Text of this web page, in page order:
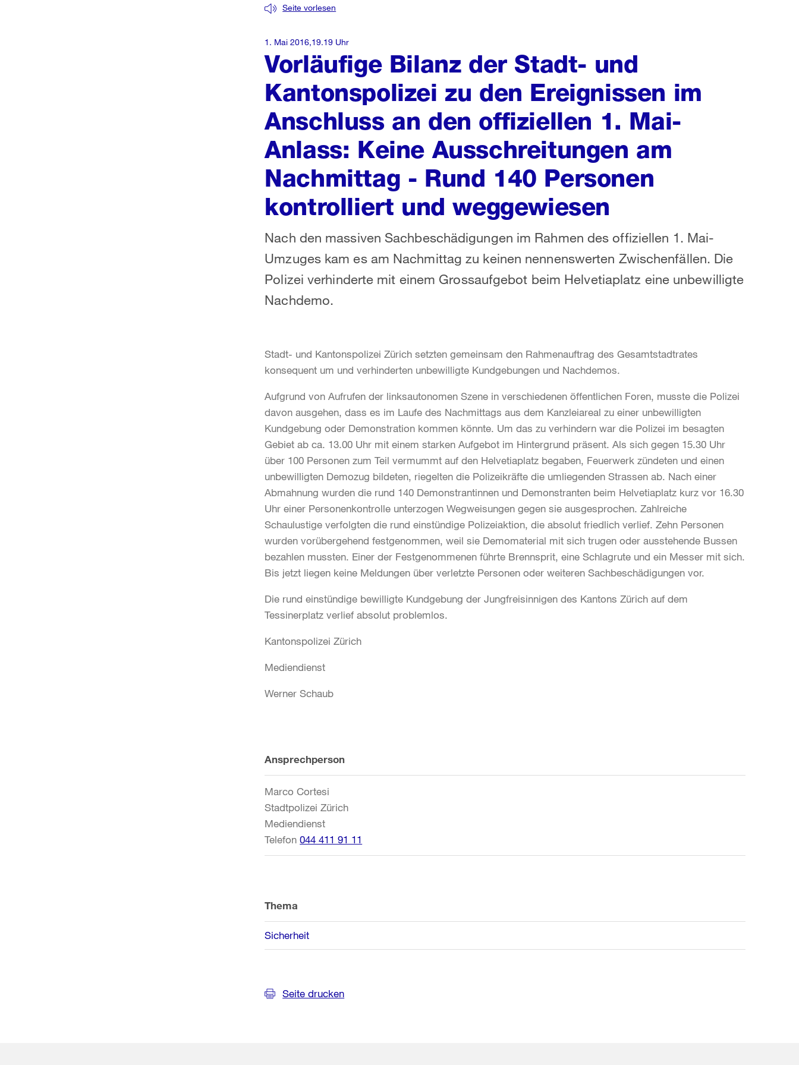
Vorläufige Bilanz der Stadt- und
Kantonspolizei zu den Ereignissen im
Anschluss an den offiziellen 1. Mai-
Anlass: Keine Ausschreitungen am
Nachmittag - Rund 140 Personen
kontrolliert und weggewiesen
Seite vorlesen
Nach den massiven Sachbeschädigungen im Rahmen des offiziellen 1. Mai-
Umzuges kam es am Nachmittag zu keinen nennenswerten Zwischenfällen. Die
Polizei verhinderte mit einem Grossaufgebot beim Helvetiaplatz eine unbewilligte
Nachdemo.
1. Mai 2016,19.19 Uhr
Stadt- und Kantonspolizei Zürich setzten gemeinsam den Rahmenauftrag des Gesamtstadtrates
konsequent um und verhinderten unbewilligte Kundgebungen und Nachdemos.
Aufgrund von Aufrufen der linksautonomen Szene in verschiedenen öffentlichen Foren, musste die Polizei
davon ausgehen, dass es im Laufe des Nachmittags aus dem Kanzleiareal zu einer unbewilligten
Kundgebung oder Demonstration kommen könnte. Um das zu verhindern war die Polizei im besagten
Gebiet ab ca. 13.00 Uhr mit einem starken Aufgebot im Hintergrund präsent. Als sich gegen 15.30 Uhr
über 100 Personen zum Teil vermummt auf den Helvetiaplatz begaben, Feuerwerk zündeten und einen
unbewilligten Demozug bildeten, riegelten die Polizeikräfte die umliegenden Strassen ab. Nach einer
Abmahnung wurden die rund 140 Demonstrantinnen und Demonstranten beim Helvetiaplatz kurz vor 16.30
Uhr einer Personenkontrolle unterzogen Wegweisungen gegen sie ausgesprochen. Zahlreiche
Schaulustige verfolgten die rund einstündige Polizeiaktion, die absolut friedlich verlief. Zehn Personen
wurden vorübergehend festgenommen, weil sie Demomaterial mit sich trugen oder ausstehende Bussen
bezahlen mussten. Einer der Festgenommenen führte Brennsprit, eine Schlagrute und ein Messer mit sich.
Bis jetzt liegen keine Meldungen über verletzte Personen oder weiteren Sachbeschädigungen vor.
Die rund einstündige bewilligte Kundgebung der Jungfreisinnigen des Kantons Zürich auf dem
Tessinerplatz verlief absolut problemlos.
Kantonspolizei Zürich
Mediendienst
Werner Schaub
Weitere
Informationen
Ansprechperson
Marco Cortesi
Stadtpolizei Zürich
Mediendienst
Telefon 044 411 91 11
Thema
Sicherheit
Seite drucken